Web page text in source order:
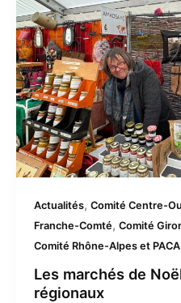
Actualités, Comité Centre-
Franche-Comté, Comité
Comité Rhône-Alpes et PACA
Les marchés de
régionaux
des
comités
régionaux